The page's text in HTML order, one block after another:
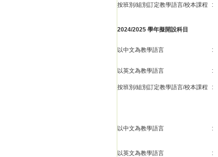
按班別/組別訂定教學語言/校本課程 :
2024/2025 學年擬開設科目
以中文為教學語言 :
以英文為教學語言 :
按班別/組別訂定教學語言/校本課程 :
以中文為教學語言 :
以英文為教學語言 :